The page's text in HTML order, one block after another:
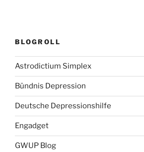
BLOGROLL
Astrodictium Simplex
Bündnis Depression
Deutsche Depressionshilfe
Engadget
GWUP Blog